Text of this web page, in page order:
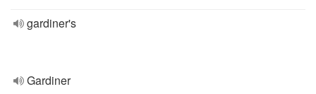
gardiner's
Gardiner